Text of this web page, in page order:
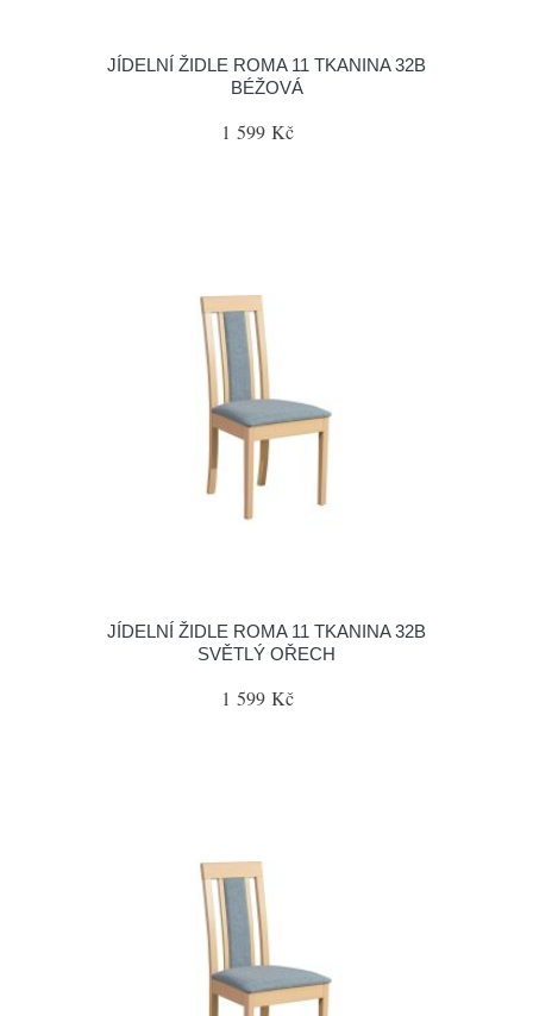
JÍDELNÍ ŽIDLE ROMA 11 TKANINA 32B
BÉŽOVÁ
1 599 Kč
JÍDELNÍ ŽIDLE ROMA 11 TKANINA 32B
SVĚTLÝ OŘECH
1 599 Kč